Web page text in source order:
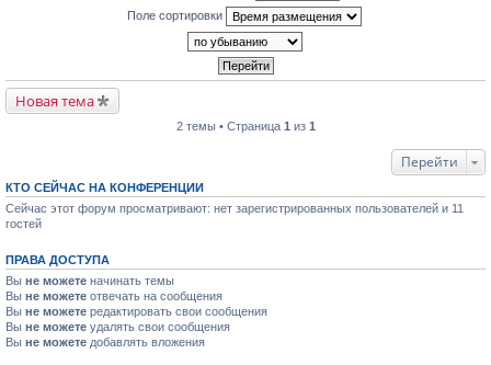
Поле сортировки
Новая тема
2 темы • Страница 1 из 1
Перейти
КТО СЕЙЧАС НА КОНФЕРЕНЦИИ
Сейчас этот форум просматривают: нет зарегистрированных пользователей и 11
гостей
ПРАВА ДОСТУПА
Вы не можете начинать темы
Вы не можете отвечать на сообщения
Вы не можете редактировать свои сообщения
Вы не можете удалять свои сообщения
Вы не можете добавлять вложения